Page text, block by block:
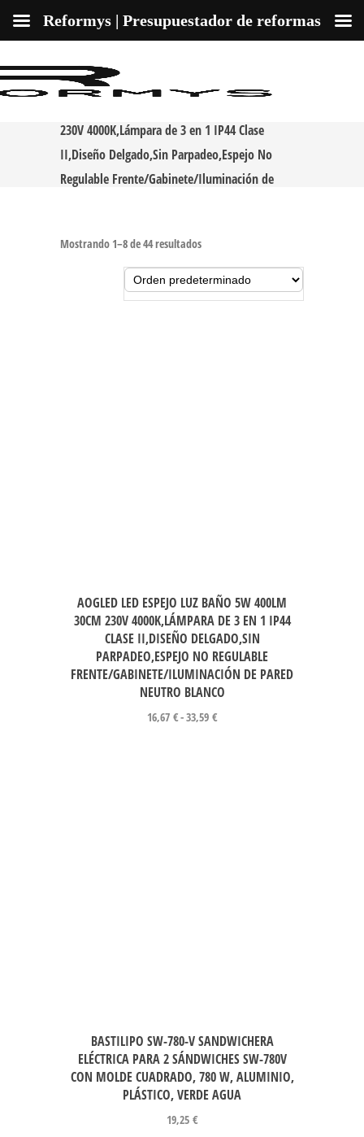
230V 4000K,Lámpara de 3 en 1 IP44 Clase
II,Diseño Delgado,Sin Parpadeo,Espejo No
Regulable Frente/Gabinete/Iluminación de
Mostrando 1–8 de 44 resultados
AOGLED LED ESPEJO LUZ BAÑO 5W 400LM
30CM 230V 4000K,LÁMPARA DE 3 EN 1 IP44
CLASE II,DISEÑO DELGADO,SIN
PARPADEO,ESPEJO NO REGULABLE
FRENTE/GABINETE/ILUMINACIÓN DE PARED
NEUTRO BLANCO
16,67 €-33,59 €
BASTILIPO SW-780-V SANDWICHERA
ELÉCTRICA PARA 2 SÁNDWICHES SW-780V
CON MOLDE CUADRADO, 780 W, ALUMINIO,
PLÁSTICO, VERDE AGUA
19,25 €
Reformys | Presupuestador de reformas